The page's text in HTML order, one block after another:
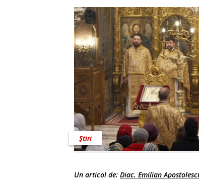
Știri
Un articol de: Diac. Emilian
Octombrie Noiembrie Decembrie